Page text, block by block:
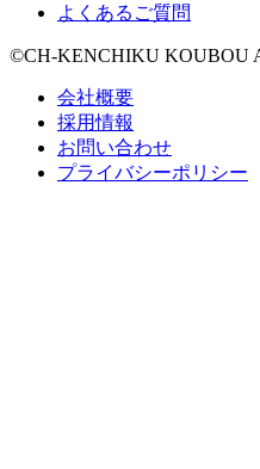
よくあるご質問
©CH-KENCHIKU KOUBOU
会社概要
採用情報
お問い合わせ
プライバシーポリシー